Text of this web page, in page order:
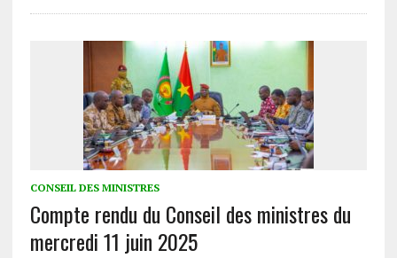
CONSEIL DES MINISTRES
Compte rendu du Conseil des ministres du
mercredi 11 juin 2025